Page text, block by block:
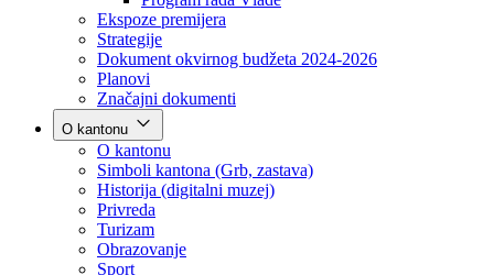
Vlada
Poslovnik
Program rada Vlade
Ekspoze premijera
Strategije
Dokument okvirnog budžeta 2024-2026
Planovi
Značajni dokumenti
O kantonu
O kantonu
Simboli kantona (Grb, zastava)
Historija (digitalni muzej)
Privreda